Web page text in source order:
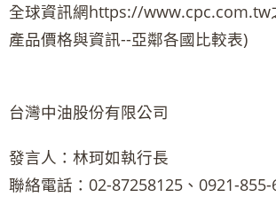
全球資訊網https://www.cpc.com.tw
產品價格與資訊--亞鄰各國比較表)
台灣中油股份有限公司
發言人：林珂如執行長
聯絡電話：02-87258125、0921-855-